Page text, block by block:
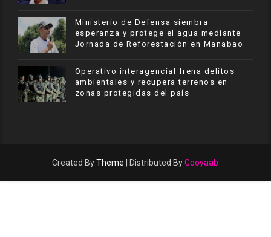
Ministerio de Defensa siembra
esperanza y protege el agua mediante
Jornada de Reforestación en Manabao
Operativo interagencial frena delitos
ambientales y recupera terrenos en
zonas protegidas del país
Created ByTheme | Distributed ByGooyaab